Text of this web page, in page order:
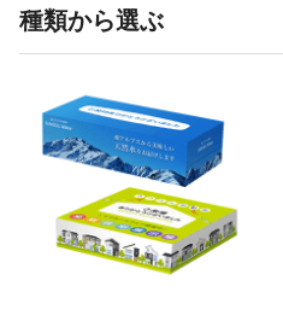
種類から選ぶ